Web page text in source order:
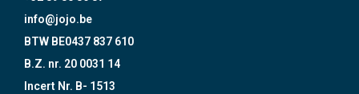
info@jojo.be
BTW BE0437 837 610
B.Z. nr. 20 0031 14
Incert Nr. B- 1513